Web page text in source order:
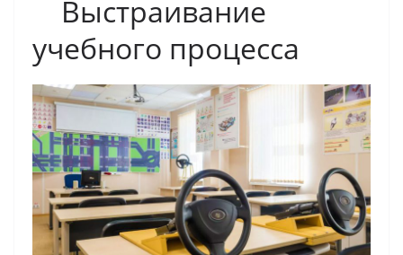
Выстраивание
учебного процесса